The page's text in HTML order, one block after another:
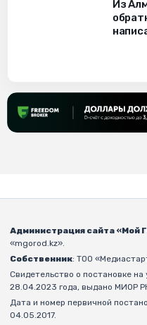
Из
Администрация сайта «Мой
«mgorod.kz».
Собственник: ТОО
Свидетельство о постановке
28.04.2023 года, выдано МИОР
Дата и номер первичной
04.05.2017.